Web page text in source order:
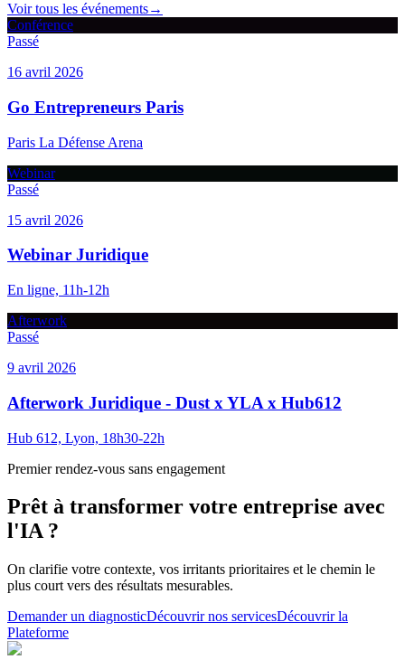
Voir tous les événements→
Conférence
Passé
16 avril 2026
Go Entrepreneurs Paris
Paris La Défense Arena
Webinar
Passé
15 avril 2026
Webinar Juridique
En ligne, 11h-12h
Afterwork
Passé
9 avril 2026
Afterwork Juridique - Dust x YLA x Hub612
Hub 612, Lyon, 18h30-22h
Premier rendez-vous sans engagement
Prêt à transformer votre entreprise avec
l'IA ?
On clarifie votre contexte, vos irritants prioritaires et le chemin le
plus court vers des résultats mesurables.
Demander un diagnosticDécouvrir nos servicesDécouvrir la
Plateforme